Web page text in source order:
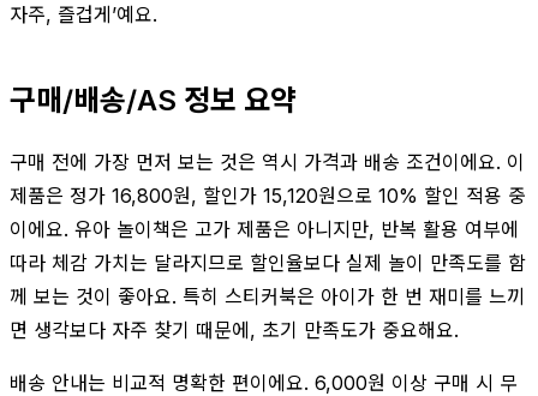
자주, 즐겁게’예요.
구매/배송/AS 정보 요약
구매 전에 가장 먼저 보는 것은 역시 가격과 배송 조건이에요. 이
제품은 정가 16,800원, 할인가 15,120원으로 10% 할인 적용 중
이에요. 유아 놀이책은 고가 제품은 아니지만, 반복 활용 여부에
따라 체감 가치는 달라지므로 할인율보다 실제 놀이 만족도를 함
께 보는 것이 좋아요. 특히 스티커북은 아이가 한 번 재미를 느끼
면 생각보다 자주 찾기 때문에, 초기 만족도가 중요해요.
배송 안내는 비교적 명확한 편이에요. 6,000원 이상 구매 시 무